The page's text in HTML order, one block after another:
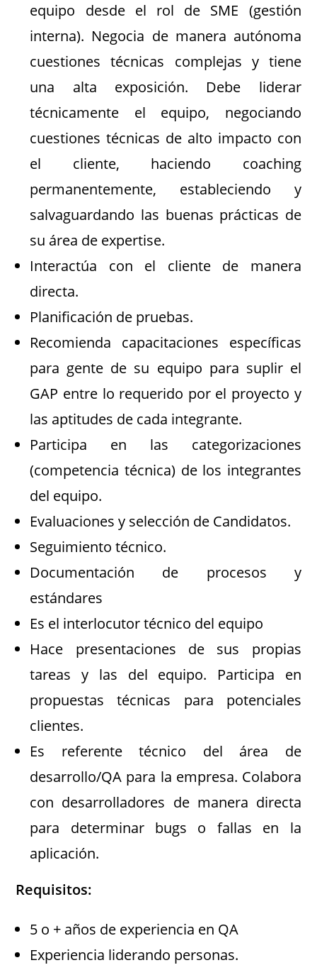
equipo desde el rol de SME (gestión
interna). Negocia de manera autónoma
cuestiones técnicas complejas y tiene
una alta exposición. Debe liderar
técnicamente el equipo, negociando
cuestiones técnicas de alto impacto con
el cliente, haciendo coaching
permanentemente, estableciendo y
salvaguardando las buenas prácticas de
su área de expertise.
Interactúa con el cliente de manera
directa.
Planificación de pruebas.
Recomienda capacitaciones específicas
para gente de su equipo para suplir el
GAP entre lo requerido por el proyecto y
las aptitudes de cada integrante.
Participa en las categorizaciones
(competencia técnica) de los integrantes
del equipo.
Evaluaciones y selección de Candidatos.
Seguimiento técnico.
Documentación de procesos y
estándares
Es el interlocutor técnico del equipo
Hace presentaciones de sus propias
tareas y las del equipo. Participa en
propuestas técnicas para potenciales
clientes.
Es referente técnico del área de
desarrollo/QA para la empresa. Colabora
con desarrolladores de manera directa
para determinar bugs o fallas en la
aplicación.
Requisitos:
5 o + años de experiencia en QA
Experiencia liderando personas.